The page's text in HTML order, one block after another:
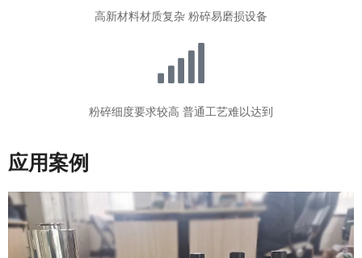
高新材料材质复杂 粉碎易磨损设备
粉碎细度要求较高 普通工艺难以达到
应用案例